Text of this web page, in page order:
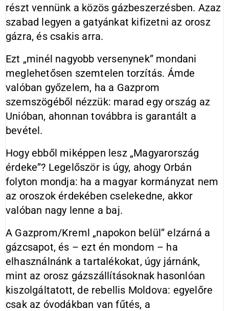
részt vennünk a közös gázbeszerzésben. Azaz
szabad legyen a gatyánkat kifizetni az orosz
gázra, és csakis arra.
Ezt „minél nagyobb versenynek” mondani
meglehetősen szemtelen torzítás. Ámde
valóban győzelem, ha a Gazprom
szemszögéből nézzük: marad egy ország az
Unióban, ahonnan továbbra is garantált a
bevétel.
Hogy ebből miképpen lesz „Magyarország
érdeke”? Legelőször is úgy, ahogy Orbán
folyton mondja: ha a magyar kormányzat nem
az oroszok érdekében cselekedne, akkor
valóban nagy lenne a baj.
A Gazprom/Kreml „napokon belül” elzárná a
gázcsapot, és – ezt én mondom – ha
elhasználnánk a tartalékokat, úgy járnánk,
mint az orosz gázszállításoknak hasonlóan
kiszolgáltatott, de rebellis Moldova: egyelőre
csak az óvodákban van fűtés, a